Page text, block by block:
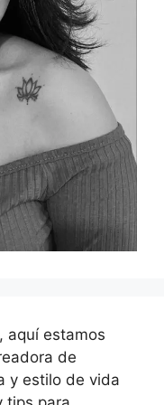
aquí estamos
de
y estilo de vida